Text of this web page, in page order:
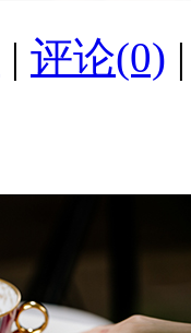
| 评论(0)